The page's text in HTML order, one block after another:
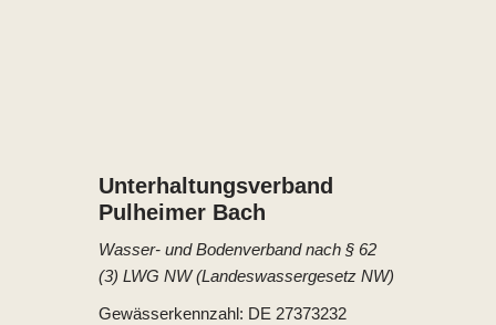
Unterhaltungs­verband
Pulheimer Bach
Wasser- und Bodenverband nach § 62
(3) LWG NW (Landeswassergesetz NW)
Gewässerkennzahl: DE 27373232